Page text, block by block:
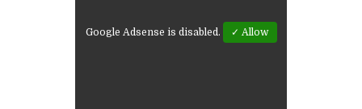
Google Adsense is disabled. ✓ Allow